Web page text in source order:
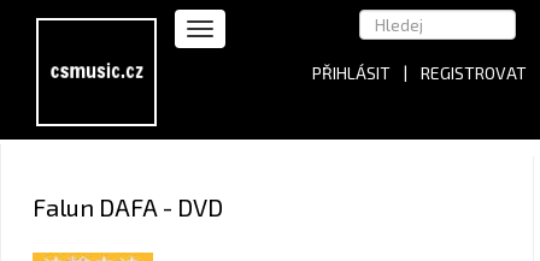
PŘIHLÁSIT | REGISTROVAT
Falun DAFA - DVD